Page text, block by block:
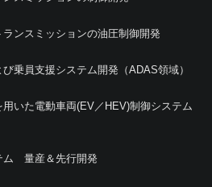
ランスミッションの油圧制御開発
乗員支援システム開発（ADAS領域）
用いた電動車両(EV／HEV)制御システム
ム 量産＆先行開発